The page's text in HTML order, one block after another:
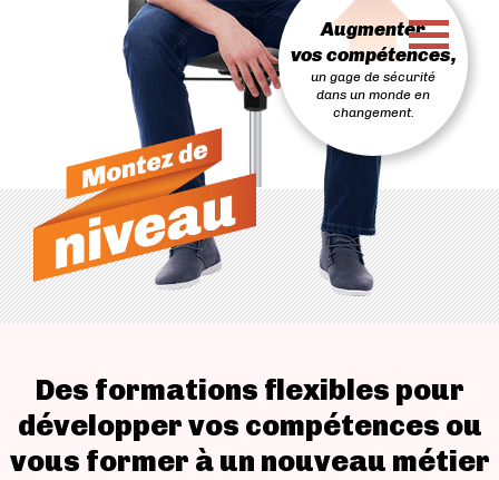
Augmenter
vos compétences,
un gage de sécurité
dans un monde en
changement.
Des formations flexibles pour
développer vos compétences ou
vous former à un nouveau métier